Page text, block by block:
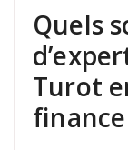
Quels
Turot
finance